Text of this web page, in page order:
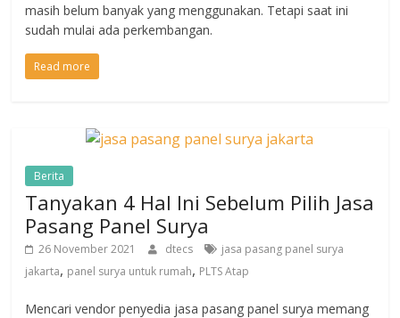
masih belum banyak yang menggunakan. Tetapi saat ini
sudah mulai ada perkembangan.
Read more
Berita
Tanyakan 4 Hal Ini Sebelum Pilih Jasa
Pasang Panel Surya
26 November 2021 dtecs
jasa pasang panel surya
jakarta, panel surya untuk rumah, PLTS Atap
Mencari vendor penyedia jasa pasang panel surya memang